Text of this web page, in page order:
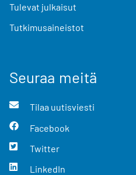
Tulevat julkaisut
Tutkimusaineistot
Seuraa meitä
Tilaa uutisviesti
Facebook
Twitter
LinkedIn